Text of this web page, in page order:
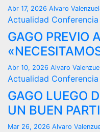
Abr 17, 2026 Alvaro
Actualidad
GAGO PREVIO
Abr 10, 2026 Alvaro
Actualidad
GAGO LUEGO
UN BUEN
Mar 26, 2026 Alvaro